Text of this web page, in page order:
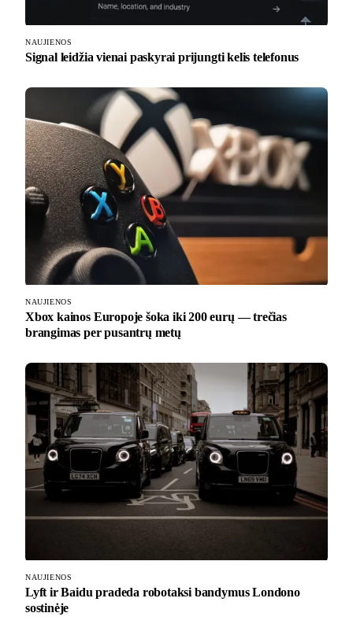
NAUJIENOS
Signal leidžia vienai paskyrai prijungti kelis telefonus
NAUJIENOS
Xbox kainos Europoje šoka iki 200 eurų — trečias
brangimas per pusantrų metų
NAUJIENOS
Lyft ir Baidu pradeda robotaksi bandymus Londono
sostinėje